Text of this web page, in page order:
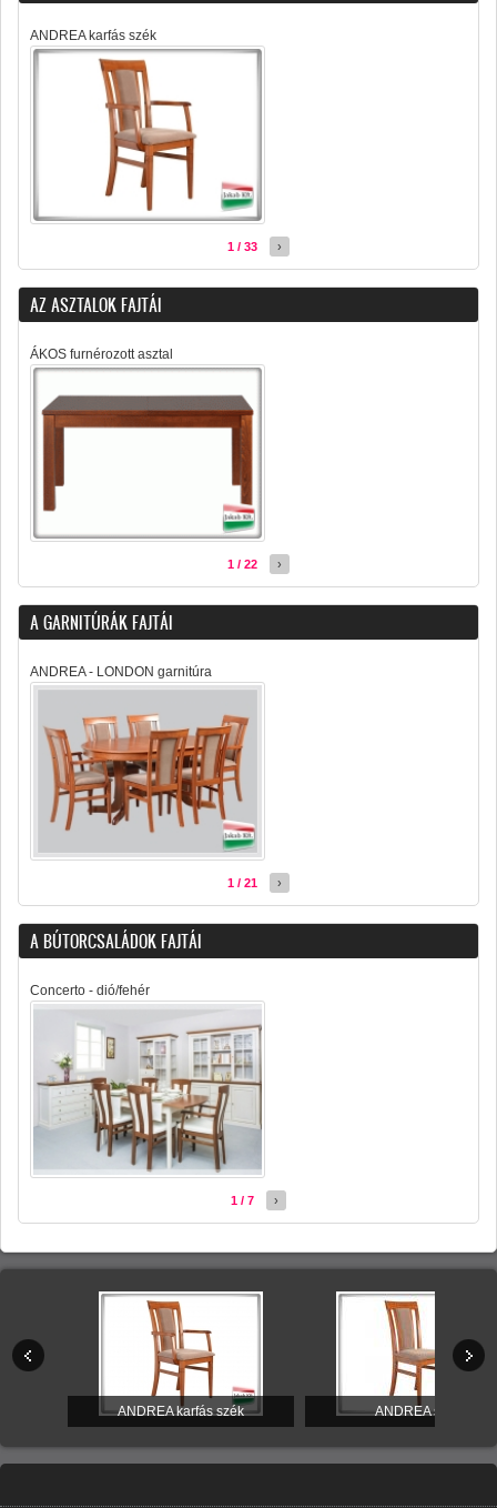
ANDREA karfás szék
1 / 33 ›
AZ ASZTALOK FAJTÁI
ÁKOS furnérozott asztal
1 / 22 ›
A GARNITÚRÁK FAJTÁI
ANDREA - LONDON garnitúra
1 / 21 ›
A BÚTORCSALÁDOK FAJTÁI
Concerto - dió/fehér
1 / 7 ›
ANDREA karfás szék ANDREA szék